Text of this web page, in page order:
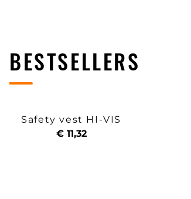
BESTSELLERS
Safety vest HI-VIS
€ 11,32